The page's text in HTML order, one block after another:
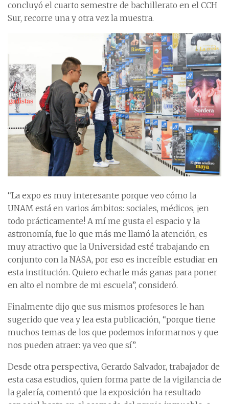
concluyó el cuarto semestre de bachillerato en el CCH
Sur, recorre una y otra vez la muestra.
“La expo es muy interesante porque veo cómo la
UNAM está en varios ámbitos: sociales, médicos, ¡en
todo prácticamente! A mí me gusta el espacio y la
astronomía, fue lo que más me llamó la atención, es
muy atractivo que la Universidad esté trabajando en
conjunto con la NASA, por eso es increíble estudiar en
esta institución. Quiero echarle más ganas para poner
en alto el nombre de mi escuela”, consideró.
Finalmente dijo que sus mismos profesores le han
sugerido que vea y lea esta publicación, “porque tiene
muchos temas de los que podemos informarnos y que
nos pueden atraer: ya veo que sí”.
Desde otra perspectiva, Gerardo Salvador, trabajador de
esta casa estudios, quien forma parte de la vigilancia de
la galería, comentó que la exposición ha resultado